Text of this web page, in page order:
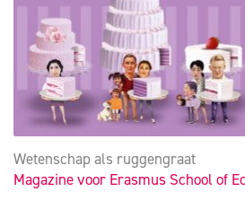
Wetenschap als ruggengraat
Magazine voor Erasmus School of